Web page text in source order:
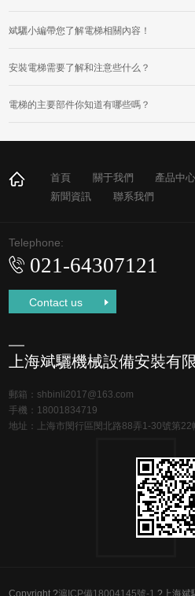
斌驪小編帶您了解電梯相關內容！
安裝電梯需要了解和注意些什么？
電梯的主要部件你知道有哪些嗎？
首頁 關于我們 產品中心
新聞資訊
聯系我們
Telephone:
021-64307121
Contact us
上海斌驪機械設備安裝有
郵箱： shbinli2017@163.com
手機： 18001834719
地址：上海市閔行區閔北路88弄1-30號第22
Copyright ?滬ICP備18004145號-1 ? 上海